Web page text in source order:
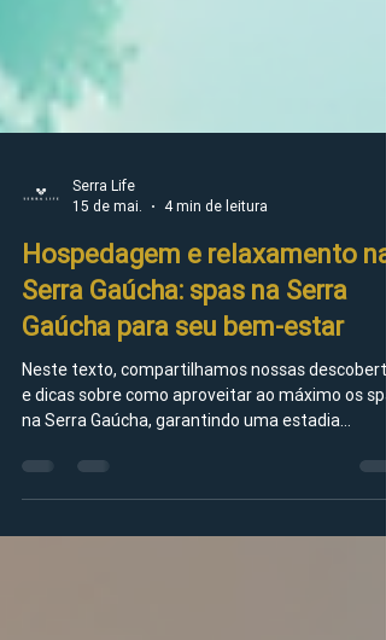
Serra Life
15 de mai.
4 min de leitura
Hospedagem e relaxamento na
Serra Gaúcha: spas na Serra
Gaúcha para seu bem-estar
e dicas sobre como aproveitar ao máximo os
na Serra Gaúcha, garantindo uma estadia